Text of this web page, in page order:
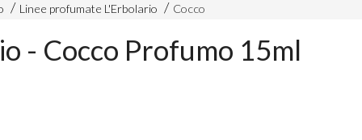
Linee profumate L'Erbolario Cocco
- Cocco Profumo 15ml